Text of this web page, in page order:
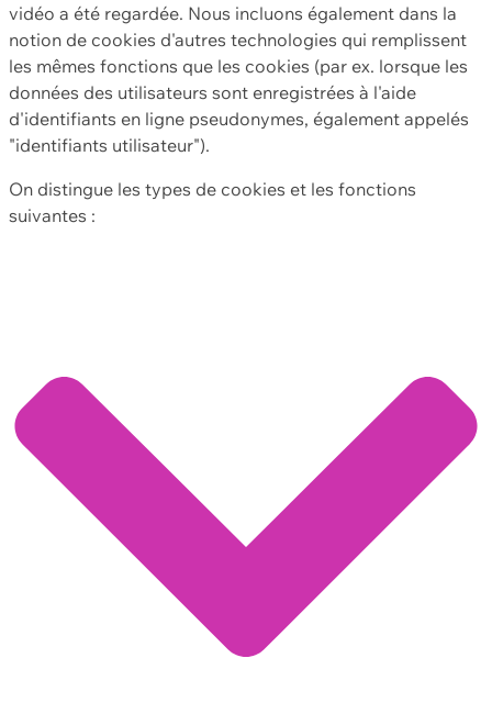
vidéo a été regardée. Nous incluons également dans la
notion de cookies d'autres technologies qui remplissent
les mêmes fonctions que les cookies (par ex. lorsque les
données des utilisateurs sont enregistrées à l'aide
d'identifiants en ligne pseudonymes, également appelés
"identifiants utilisateur").
On distingue les types de cookies et les fonctions
suivantes :